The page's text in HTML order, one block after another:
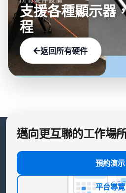
支援各種顯示器
程
返回所有硬件
邁向更互聯的工作場
預約演示
平台導覽